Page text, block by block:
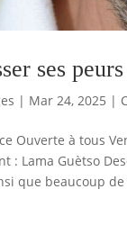
ses
| Mar 24, 2025 |
Ouverte à tous
: Lama Guètso
que beaucoup